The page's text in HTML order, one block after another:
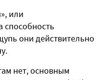
или
они действительно
нет, основным